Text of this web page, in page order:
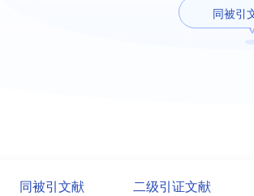
同被引
同被引文献 二级引证文献